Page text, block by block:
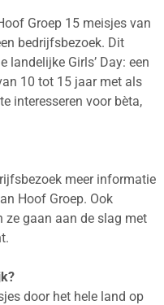
Groep 15 meisjes van
bedrijfsbezoek. Dit
landelijke Girls’ Day: een
10 tot 15 jaar met als
interesseren voor bèta,
meer informatie
Hoof Groep. Ook
ze gaan aan de slag met
door het hele land op